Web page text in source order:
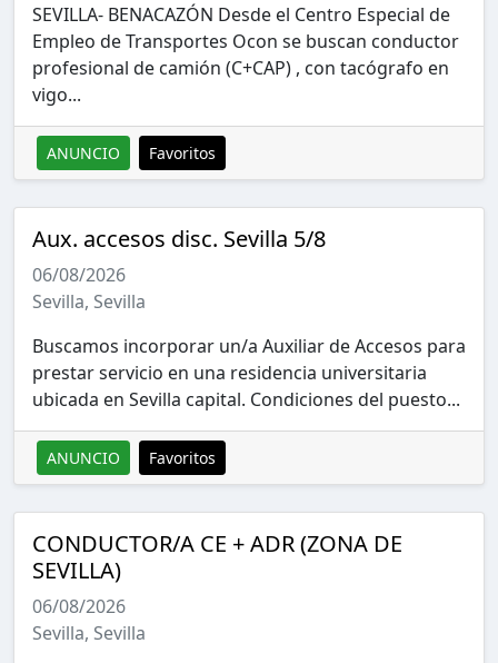
SEVILLA- BENACAZÓN Desde el Centro Especial de
Empleo de Transportes Ocon se buscan conductor
profesional de camión (C+CAP) , con tacógrafo en
vigo...
ANUNCIO Favoritos
Aux. accesos disc. Sevilla 5/8
06/08/2026
Sevilla, Sevilla
Buscamos incorporar un/a Auxiliar de Accesos para
prestar servicio en una residencia universitaria
ubicada en Sevilla capital. Condiciones del puesto...
ANUNCIO Favoritos
CONDUCTOR/A CE + ADR (ZONA DE
SEVILLA)
06/08/2026
Sevilla, Sevilla